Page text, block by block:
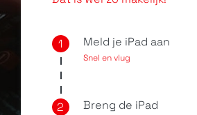
1 Meld je iPad aan
Snel en vlug
2 Breng de iPad